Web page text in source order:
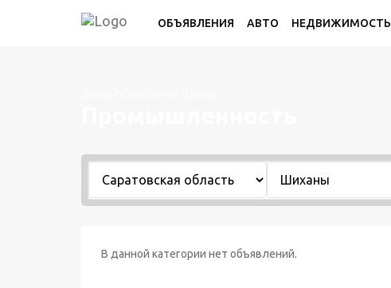
ОБЪЯВЛЕНИЯ АВТО НЕДВИЖИМОСТЬ
В данной категории нет объявлений.